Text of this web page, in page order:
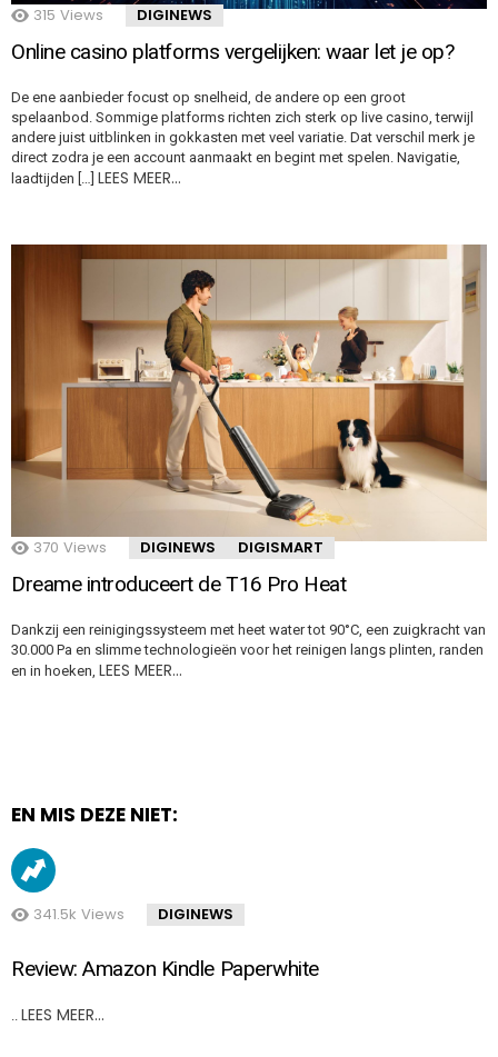
315 Views DIGINEWS
Online casino platforms vergelijken: waar let je op?
De ene aanbieder focust op snelheid, de andere op een groot
spelaanbod. Sommige platforms richten zich sterk op live casino, terwijl
andere juist uitblinken in gokkasten met veel variatie. Dat verschil merk je
direct zodra je een account aanmaakt en begint met spelen. Navigatie,
laadtijden […] LEES MEER…
370 Views DIGINEWS DIGISMART
Dreame introduceert de T16 Pro Heat
Dankzij een reinigingssysteem met heet water tot 90°C, een zuigkracht van
30.000 Pa en slimme technologieën voor het reinigen langs plinten, randen
en in hoeken, LEES MEER…
EN MIS DEZE NIET:
341.5k Views DIGINEWS
Review: Amazon Kindle Paperwhite
.. LEES MEER…